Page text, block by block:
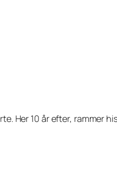
Her 10 år efter, rammer